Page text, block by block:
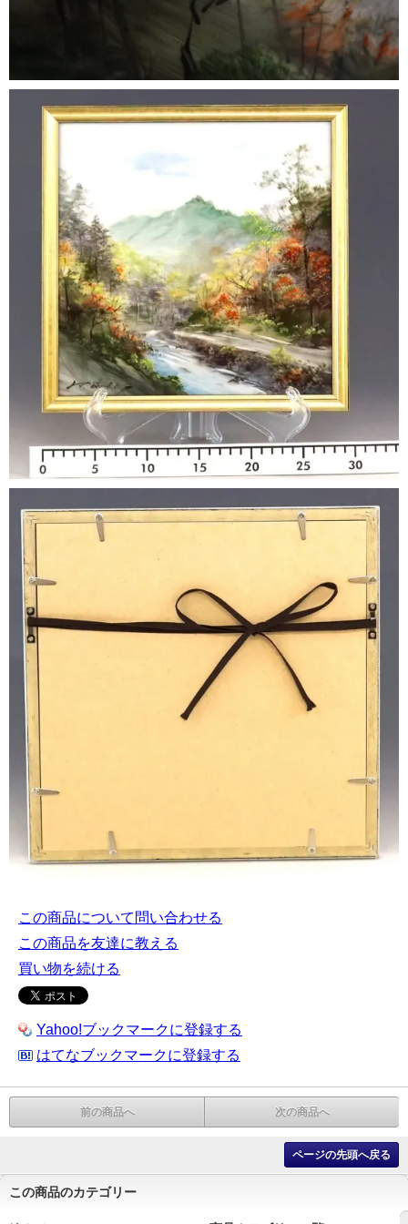
この商品について問い合わせる
この商品を友達に教える
買い物を続ける
Yahoo!ブックマークに登録する
はてなブックマークに登録する
前の商品へ 次の商品へ
ページの先頭へ戻る
この商品のカテゴリー